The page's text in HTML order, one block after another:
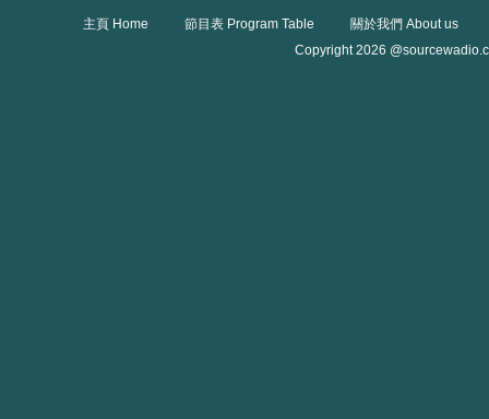
主頁 Home 節目表 Program Table
關於我們 About us
Copyright 2026